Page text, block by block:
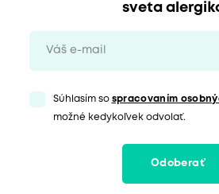
sveta
Súhlasím so spracovaním
možné kedykoľvek odvolať.
Odoberať